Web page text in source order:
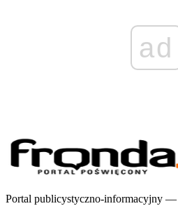
ad
Portal publicystyczno-informacyjny —